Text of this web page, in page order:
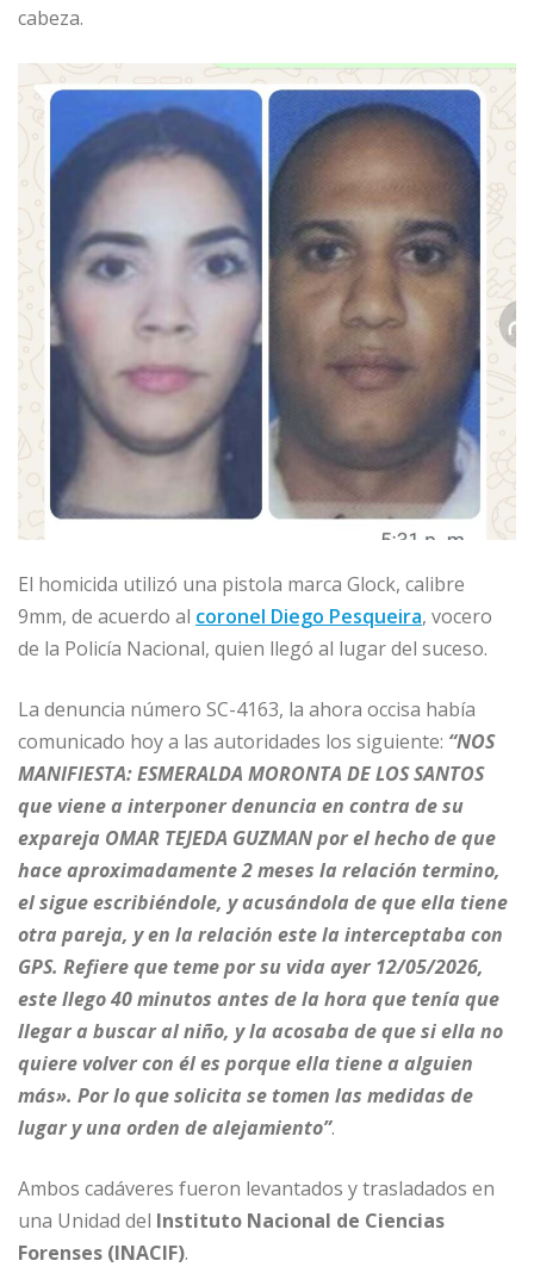
cabeza.
El homicida utilizó una pistola marca Glock, calibre
9mm, de acuerdo al coronel Diego Pesqueira, vocero
de la Policía Nacional, quien llegó al lugar del suceso.
La denuncia número SC-4163, la ahora occisa había
comunicado hoy a las autoridades los siguiente: “NOS
MANIFIESTA: ESMERALDA MORONTA DE LOS SANTOS
que viene a interponer denuncia en contra de su
expareja OMAR TEJEDA GUZMAN por el hecho de que
hace aproximadamente 2 meses la relación termino,
el sigue escribiéndole, y acusándola de que ella tiene
otra pareja, y en la relación este la interceptaba con
GPS. Refiere que teme por su vida ayer 12/05/2026,
este llego 40 minutos antes de la hora que tenía que
llegar a buscar al niño, y la acosaba de que si ella no
quiere volver con él es porque ella tiene a alguien
más». Por lo que solicita se tomen las medidas de
lugar y una orden de alejamiento”.
Ambos cadáveres fueron levantados y trasladados en
una Unidad del Instituto Nacional de Ciencias
Forenses (INACIF).